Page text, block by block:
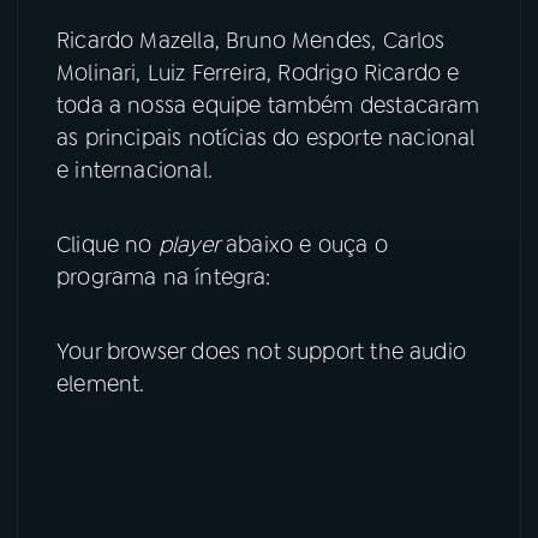
YouTube Facebook
Instagram X
TikTok
Ricardo Mazella, Bruno Mendes, Carlos
Molinari, Luiz Ferreira, Rodrigo Ricardo e
toda a nossa equipe também destacaram
as principais notícias do esporte nacional
e internacional.
Clique no playerabaixo e ouça o
programa na íntegra:
Your browser does not support the audio
element.